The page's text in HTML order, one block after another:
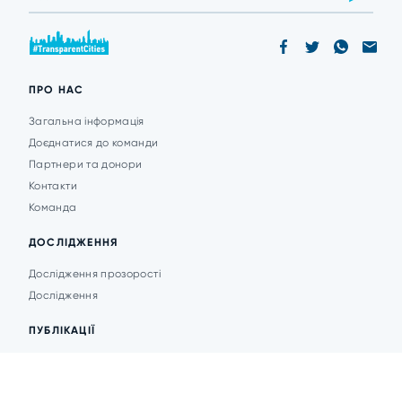
ПРО НАС
Загальна інформація
Доєднатися до команди
Партнери та донори
Контакти
Команда
ДОСЛІДЖЕННЯ
Дослідження прозорості
Дослідження
ПУБЛІКАЦІЇ